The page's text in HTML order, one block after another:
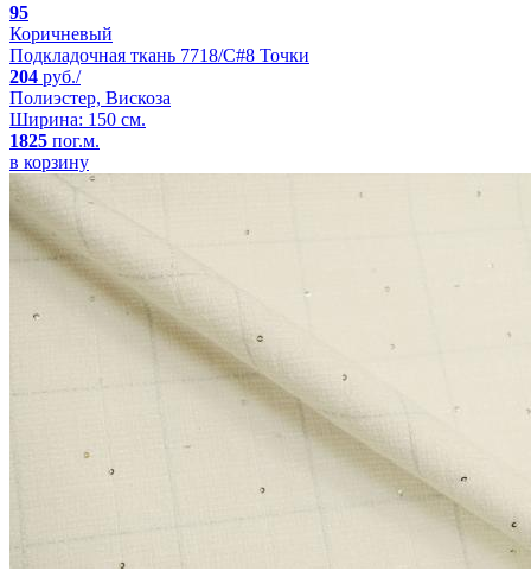
95
Коричневый
Подкладочная ткань 7718/C#8 Точки
204 руб./
Полиэстер, Вискоза
Ширина: 150 см.
1825 пог.м.
в корзину